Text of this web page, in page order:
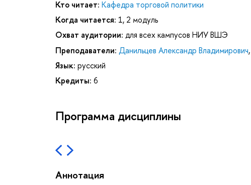
Кто читает: Кафедра торговой политики
Когда читается: 1, 2 модуль
Охват аудитории: для всех кампусов НИУ ВШЭ
Преподаватели: Данильцев Александр Владимирович,
Язык: русский
Кредиты: 6
Программа дисциплины
Аннотация